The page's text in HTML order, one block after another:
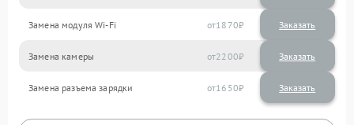
Замена модуля Wi-Fi 1870
Замена камеры 2200
Замена разъема зарядки 1650